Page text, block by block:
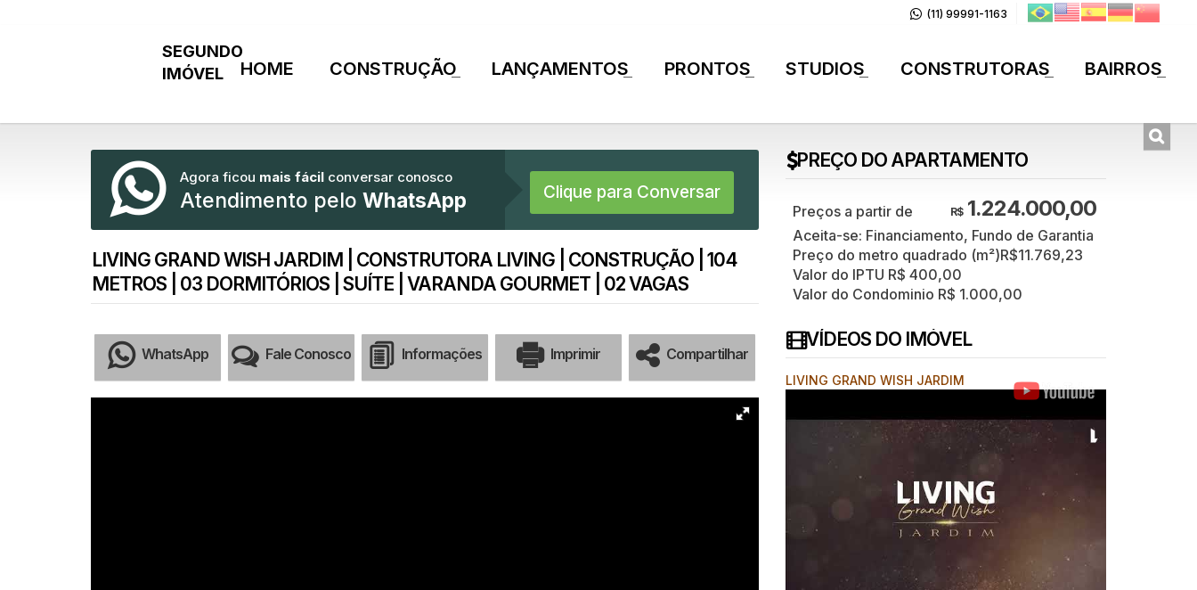
(11) 99991-1163
BAIRROS
CONSTRUTORAS
STUDIOS
PRONTOS
LANÇAMENTOS
CONSTRUÇÃO
HOME
Agora ficou mais fácil conversar conosco
Atendimento pelo WhatsApp Clique para Conversar
LIVING GRAND WISH JARDIM | CONSTRUTORA LIVING | CONSTRUÇÃO | 104
METROS | 03 DORMITÓRIOS | SUÍTE | VARANDA GOURMET | 02 VAGAS
WhatsApp Fale Conosco Informações Imprimir Compartilhar
PREÇO DO APARTAMENTO
R$1.224.000,00
Aceita-se: Financiamento, Fundo de Garantia
Preço do metro quadrado (m²)R$11.769,23
Valor do IPTU R$ 400,00
Valor do Condominio R$ 1.000,00
VÍDEOS DO IMÓVEL
LIVING GRAND WISH JARDIM